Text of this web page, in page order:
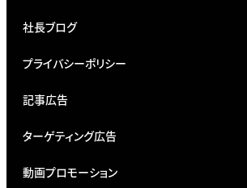
社長ブログ
プライバシーポリシー
記事広告
ターゲティング広告
動画プロモーション